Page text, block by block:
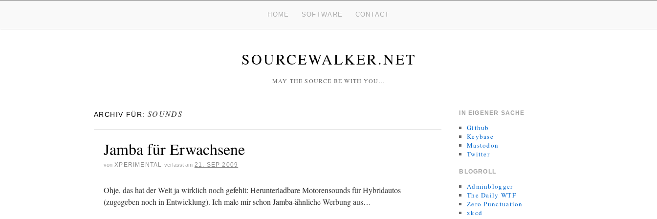
SOURCEWALKER.NET
MAY THE SOURCE BE WITH YOU…
HOME SOFTWARE CONTACT
ARCHIV FÜR: SOUNDS
Jamba für Erwachsene
von XPERIMENTAL verfasst am 21. SEP 2009
Ohje, das hat der Welt ja wirklich noch gefehlt: Herunterladbare Motorensounds für Hybridautos
(zugegeben noch in Entwicklung). Ich male mir schon Jamba-ähnliche Werbung aus…
IN EIGENER SACHE
Github
Keybase
Mastodon
Twitter
BLOGROLL
Adminblogger
The Daily WTF
Zero Punctuation
xkcd